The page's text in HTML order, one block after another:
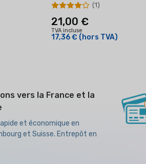
21,00 €
TVA incluse
17,36 € (hors TVA)
(1)
vers la France et la
et économique en
et Suisse. Entrepôt en